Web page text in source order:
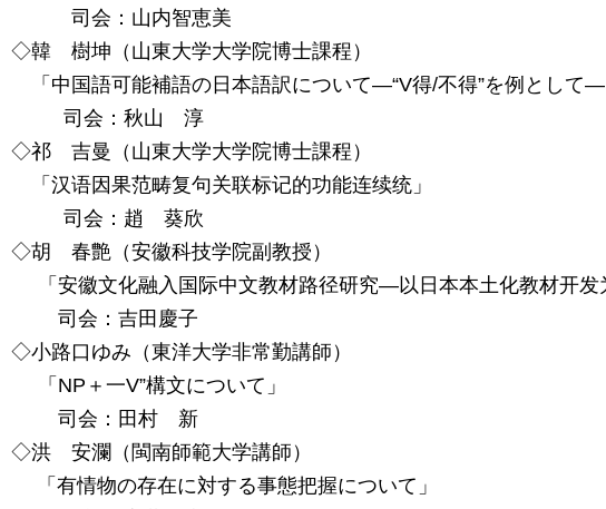
司会：山内智恵美
◇韓 樹坤（山東大学大学院博士課程）
「中国語可能補語の日本語訳について—“V得/不得”を例として
司会：秋山 淳
◇祁 吉曼（山東大学大学院博士課程）
「汉语因果范畴复句关联标记的功能连续统」
司会：趙 葵欣
◇胡 春艶（安徽科技学院副教授）
「安徽文化融入国际中文教材路径研究―以日本本土化教材开发
司会：吉田慶子
◇小路口ゆみ（東洋大学非常勤講師）
「NP＋一V”構文について」
司会：田村 新
◇洪 安瀾（閩南師範大学講師）
「有情物の存在に対する事態把握について」